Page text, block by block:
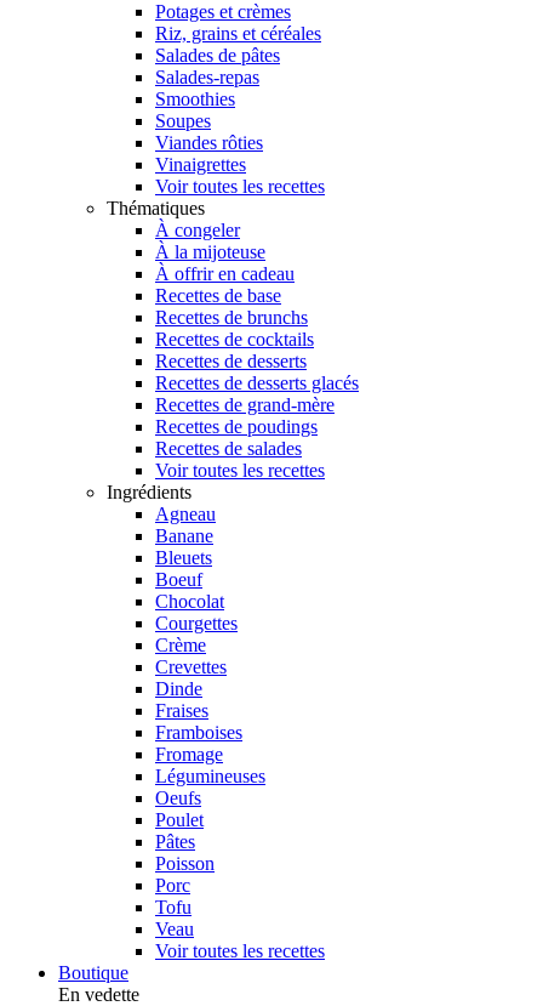
Potages et crèmes
Riz, grains et céréales
Salades de pâtes
Salades-repas
Smoothies
Soupes
Viandes rôties
Vinaigrettes
Voir toutes les recettes
Thématiques
À congeler
À la mijoteuse
À offrir en cadeau
Recettes de base
Recettes de brunchs
Recettes de cocktails
Recettes de desserts
Recettes de desserts glacés
Recettes de grand-mère
Recettes de poudings
Recettes de salades
Voir toutes les recettes
Ingrédients
Agneau
Banane
Bleuets
Boeuf
Chocolat
Courgettes
Crème
Crevettes
Dinde
Fraises
Framboises
Fromage
Légumineuses
Oeufs
Poulet
Pâtes
Poisson
Porc
Tofu
Veau
Voir toutes les recettes
Boutique
En vedette